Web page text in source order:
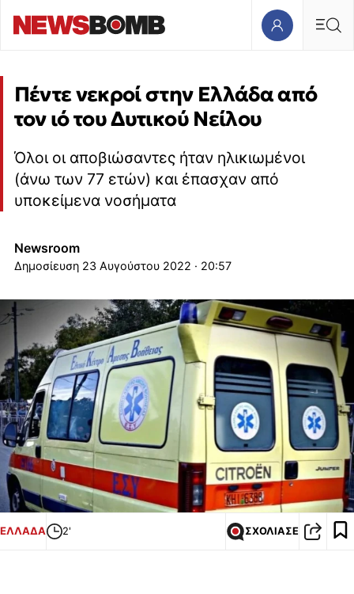
Πέντε νεκροί στην Ελλάδα από
τον ιό του Δυτικού Νείλου
Όλοι οι αποβιώσαντες ήταν ηλικιωμένοι
(άνω των 77 ετών) και έπασχαν από
υποκείμενα νοσήματα
Newsroom
23 Αυγούστου 2022 · 20:57
ΕΛΛΑΔΑ 2' ΣΧΟΛΙΑΣΕ